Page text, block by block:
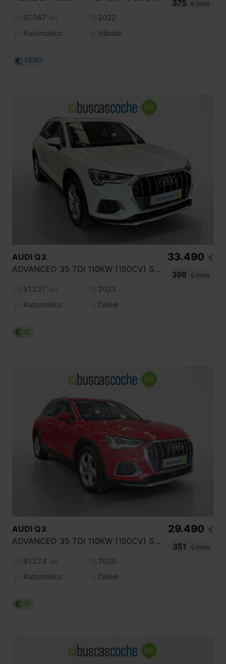
97.067 km
2022
Automático
Híbrido
375
€/mes
CERO
AUDI Q3
ADVANCED 35 TDI 110KW (150CV) S TRONIC
51.227 km
2023
Automático
Diésel
33.490 €
398
€/mes
C
AUDI Q3
ADVANCED 35 TDI 110KW (150CV) S TRONIC
81.224 km
2020
Automático
Diésel
29.490 €
351
€/mes
C